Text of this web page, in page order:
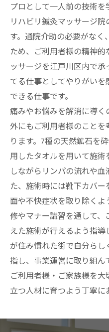
プロとして一人前の技術
リハビリ鍼灸マッサージ
す。通院介助の必要がな
ため、ご利用者様の精神
ッサージを江戸川区内で
てる仕事としてやりがい
できる仕事です。
痛みやお悩みを解消に導
外にもご利用者様のこと
ります。7種の天然鉱石を
用したタオルを用いて施
しながらリンパの流れや
た、施術時には靴下カバ
面や不快症状を取り除く
修やマナー講習を通して
えた施術が行えるよう指
が住み慣れた街で自分ら
指し、事業運営に取り組ん
ご利用者様・ご家族様を
立つ人材に育つよう丁寧に